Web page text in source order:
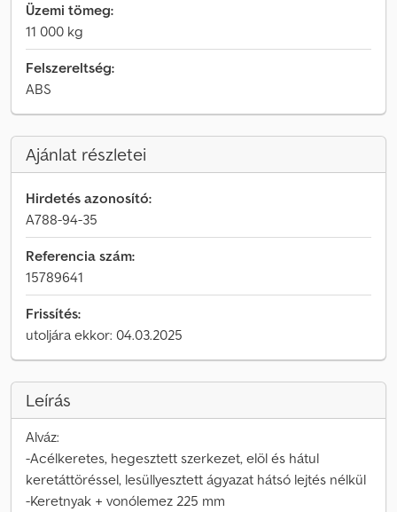
Üzemi tömeg:
11 000 kg
Felszereltség:
ABS
Ajánlat részletei
Hirdetés azonosító:
A788-94-35
Referencia szám:
15789641
Frissítés:
utoljára ekkor: 04.03.2025
Leírás
Alváz:
-Acélkeretes, hegesztett szerkezet, elöl és hátul
keretáttöréssel, lesüllyesztett ágyazat hátsó lejtés nélkül
-Keretnyak + vonólemez 225 mm